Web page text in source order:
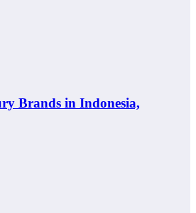
Brands in Indonesia,